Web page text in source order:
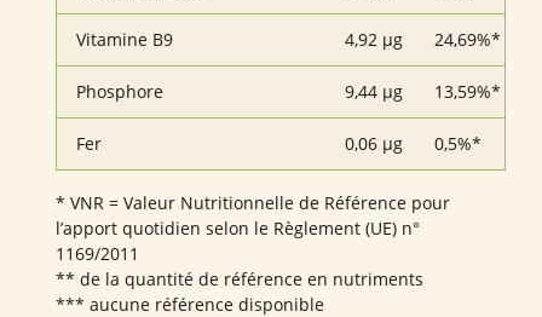
Vitamine B9 4,92 µg 24,69%*
Phosphore 9,44 µg 13,59%*
Fer 0,06 µg 0,5%*
* VNR = Valeur Nutritionnelle de Référence pour
l’apport quotidien selon le Règlement (UE) n°
1169/2011
** de la quantité de référence en nutriments
*** aucune référence disponible